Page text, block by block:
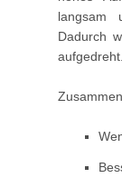
langsam
Dadurch
aufgedreht.